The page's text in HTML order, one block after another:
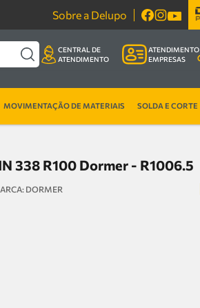
Sobre a Delupo
CENTRAL DE
ATENDIMENTO
ATENDIMENTO
EMPRESAS
MOVIMENTAÇÃO DE MATERIAIS SOLDA E CORTE
338 R100 Dormer - R1006.5
DORMER